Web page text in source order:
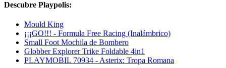
Descubre Playpolis:
Mould King
¡¡¡GO!!! - Formula Free Racing (Inalámbrico)
Small Foot Mochila de Bombero
Globber Explorer Trike Foldable 4in1
PLAYMOBIL 70934 - Asterix: Tropa Romana